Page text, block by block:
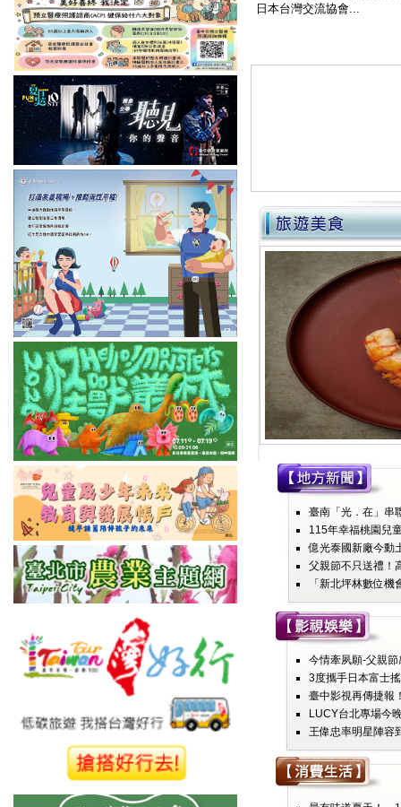
日本台灣交流協會...
臺南「光．在」
115年幸福桃園兒
億光泰國新廠今動
父親節不只送禮！
「新北坪林數位
今情牽夙願-父親
3度攜手日本富士
臺中影視再傳捷報
LUCY台北專場今
王偉忠率明星陣容